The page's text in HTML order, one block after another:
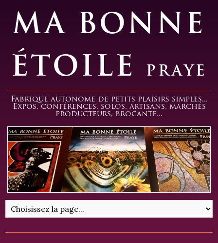
MA BONNE
ÉTOILE
PRAYE
Fabrique autonome de petits plaisirs simples...
Expos, conférences, solos, artisans, marchés
producteurs, brocante...